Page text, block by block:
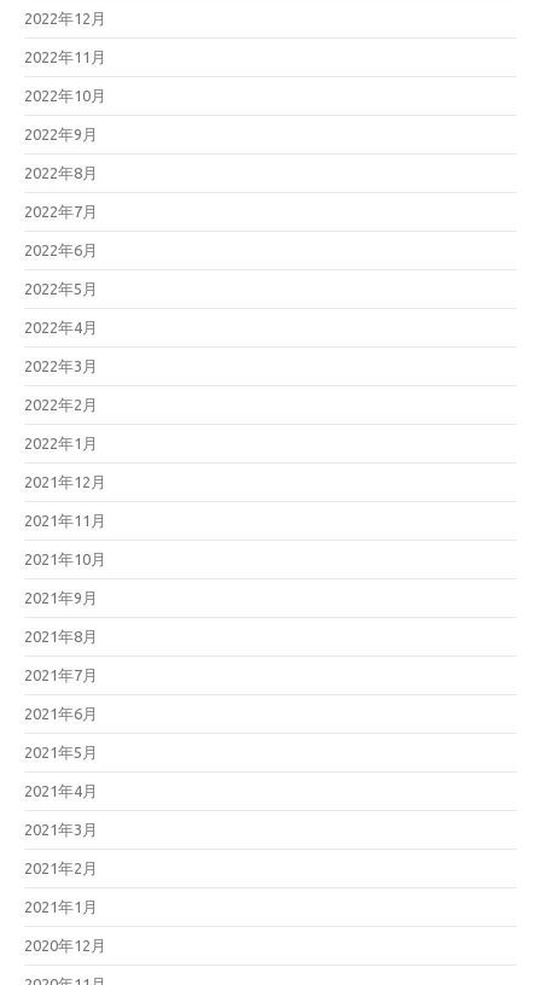
2022年12月
2022年11月
2022年10月
2022年9月
2022年8月
2022年7月
2022年6月
2022年5月
2022年4月
2022年3月
2022年2月
2022年1月
2021年12月
2021年11月
2021年10月
2021年9月
2021年8月
2021年7月
2021年6月
2021年5月
2021年4月
2021年3月
2021年2月
2021年1月
2020年12月